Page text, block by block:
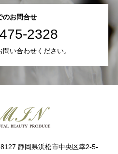
のお問合せ
2328
い合わせください。
静岡県浜松市中央区幸2-5-